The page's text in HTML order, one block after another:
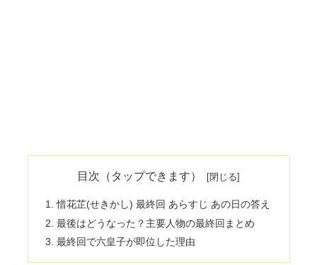
目次（タップできます）
惜花芷(せきかし) 最終回 あらすじ あの日の答え
最後はどうなった？主要人物の最終回まとめ
最終回で六皇子が即位した理由